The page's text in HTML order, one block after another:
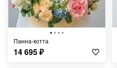
Панна-котта
14 695₽